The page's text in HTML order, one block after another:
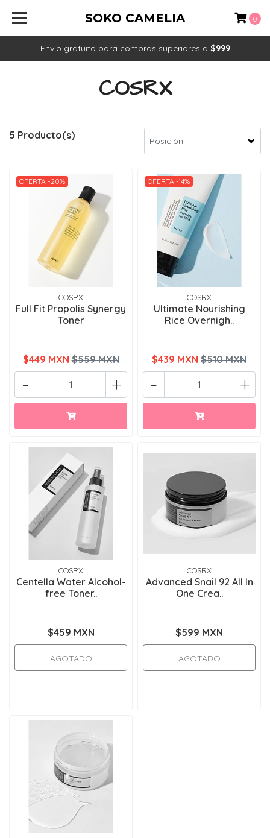
Envío gratuito para compras superiores a $999
SOKO CAMELIA 0
COSRX
5 Producto(s)
OFERTA -20%
COSRX
Full Fit Propolis Synergy
Toner
$449 MXN $559 MXN
+
-
OFERTA -14%
COSRX
Ultimate Nourishing
Rice Overnigh..
$439 MXN $510 MXN
+
-
COSRX
Centella Water Alcohol-
free Toner..
$459 MXN
AGOTADO
COSRX
Advanced Snail 92 All In
One Crea..
$599 MXN
AGOTADO